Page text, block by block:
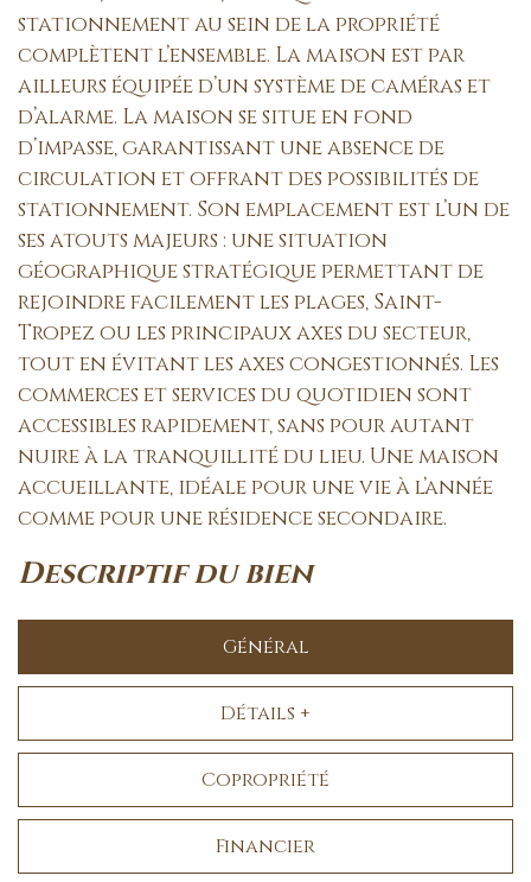
stationnement au sein de la propriété
complètent l’ensemble. La maison est par
ailleurs équipée d’un système de caméras et
d’alarme. La maison se situe en fond
d’impasse, garantissant une absence de
circulation et offrant des possibilités de
stationnement. Son emplacement est l’un de
ses atouts majeurs : une situation
géographique stratégique permettant de
rejoindre facilement les plages, Saint-
Tropez ou les principaux axes du secteur,
tout en évitant les axes congestionnés. Les
commerces et services du quotidien sont
accessibles rapidement, sans pour autant
nuire à la tranquillité du lieu. Une maison
accueillante, idéale pour une vie à l’année
comme pour une résidence secondaire.
descriptif du bien
Général
Détails +
Copropriété
Financier